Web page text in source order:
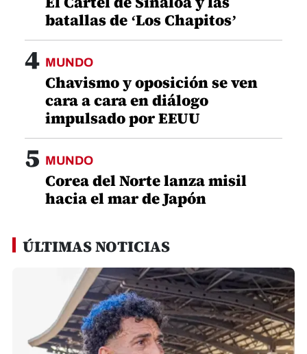
batallas de ‘Los Chapitos’
4 MUNDO
Chavismo y oposición se ven
cara a cara en diálogo
impulsado por EEUU
5 MUNDO
Corea del Norte lanza misil
hacia el mar de Japón
ÚLTIMAS NOTICIAS